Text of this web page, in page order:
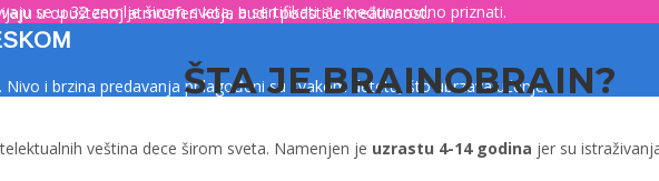
se u 32 zemlje širom sveta, a sertifikati su međunarodno priznati.
i brzina predavanja prilagođeni su svakom detetu, što ubrzava učenje.
u opuštenoj atmosferi koja budi i podstiče kreativnost.
ŠTA JE BRAINOBRAIN?
veština dece širom sveta. Namenjen je uzrastu 4-14 godina jer su